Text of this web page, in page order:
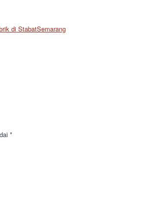
di StabatSemarang
*